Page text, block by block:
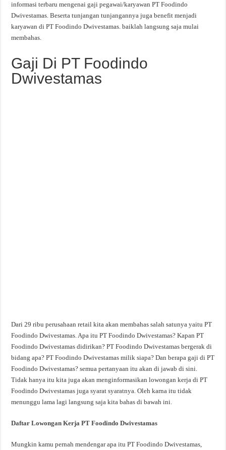
informasi terbaru mengenai gaji pegawai/karyawan PT Foodindo
Dwivestamas. Beserta tunjangan tunjangannya juga benefit menjadi
karyawan di PT Foodindo Dwivestamas. baiklah langsung saja mulai
membahas.
Gaji Di PT Foodindo
Dwivestamas
Dari 29 ribu perusahaan retail kita akan membahas salah satunya yaitu PT
Foodindo Dwivestamas. Apa itu PT Foodindo Dwivestamas? Kapan PT
Foodindo Dwivestamas didirikan? PT Foodindo Dwivestamas bergerak di
bidang apa? PT Foodindo Dwivestamas milik siapa? Dan berapa gaji di PT
Foodindo Dwivestamas? semua pertanyaan itu akan di jawab di sini.
Tidak hanya itu kita juga akan menginformasikan lowongan kerja di PT
Foodindo Dwivestamas juga syarat syaratnya. Oleh karna itu tidak
menunggu lama lagi langsung saja kita bahas di bawah ini.
Daftar Lowongan Kerja PT Foodindo Dwivestamas
Mungkin kamu pernah mendengar apa itu PT Foodindo Dwivestamas,